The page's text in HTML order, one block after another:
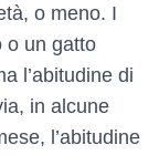
o meno. I
o un gatto
l’abitudine di
in alcune
l’abitudine